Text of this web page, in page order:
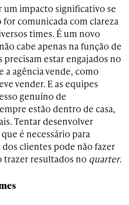
um impacto significativo se
for comunicada com clareza
times. É um novo
cabe apenas na função de
estar engajados no
agência vende, como
vender. E as equipes
genuíno de
estão dentro de casa,
Tentar desenvolver
é necessário para
clientes pode não fazer
trazer resultados no quarter.